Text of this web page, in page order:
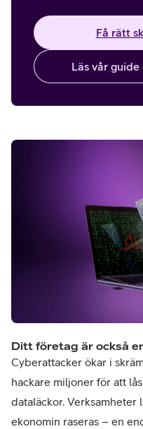
Få rätt
Läs vår
Ditt företag är också
Cyberattacker ökar i
hackare miljoner för att
dataläckor. Verksamheter
ekonomin raseras – en